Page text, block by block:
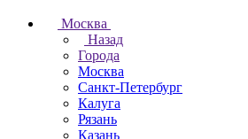
Москва
Назад
Города
Москва
Санкт-Петербург
Калуга
Рязань
Казань